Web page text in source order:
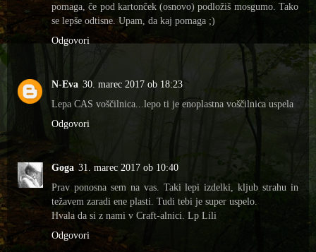
pomaga, če pod kartonček (osnovo) podložiš mosgumo. Tako
se lepše odtisne. Upam, da kaj pomaga ;)
Odgovori
N-Eva 30. marec 2017 ob 18:23
Lepa CAS voščilnica...lepo ti je enoplastna voščilnica uspela
Odgovori
Goga 31. marec 2017 ob 10:40
Prav ponosna sem na vas. Taki lepi izdelki, kljub strahu in
težavem zaradi ene plasti. Tudi tebi je super uspelo.
Hvala da si z nami v Craft-alnici. Lp Lili
Odgovori